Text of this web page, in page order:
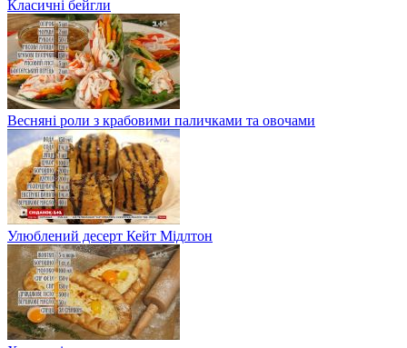
Класичні бейгли
Весняні роли з крабовими паличками та овочами
Улюблений десерт Кейт Мідлтон